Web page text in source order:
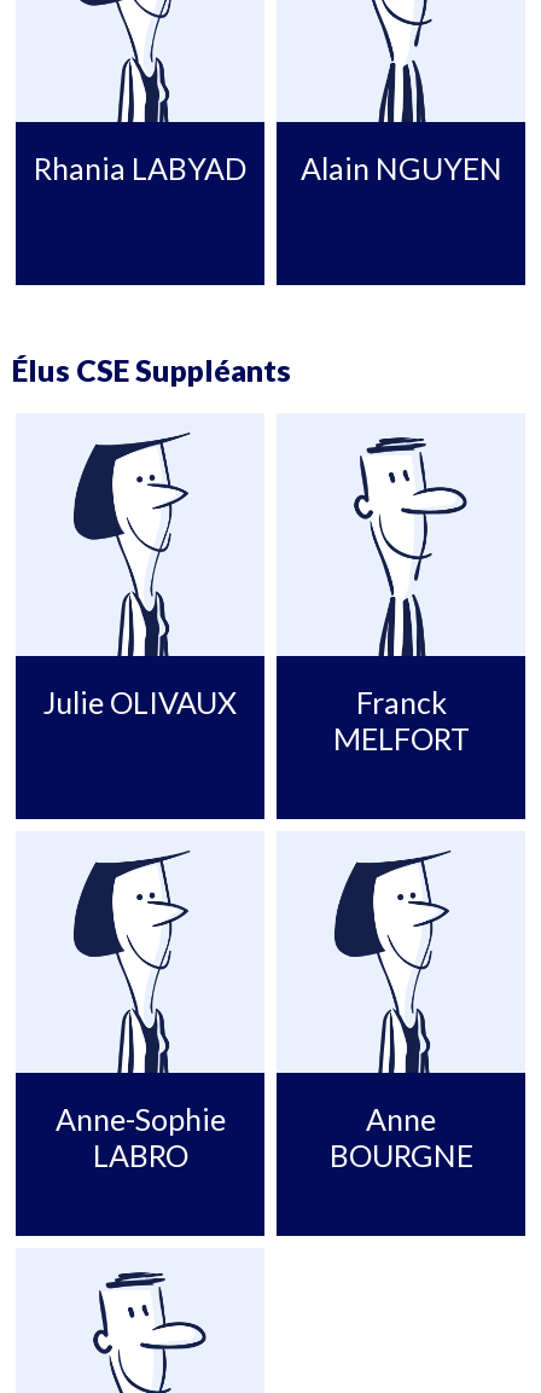
Rhania LABYAD Alain NGUYEN
Élus CSE Suppléants
Julie OLIVAUX
Franck
MELFORT
Anne-Sophie
LABRO
Anne
BOURGNE